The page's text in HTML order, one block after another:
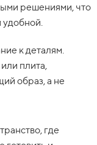
решениями, что
удобной.
к деталям.
плита,
образ, а не
где